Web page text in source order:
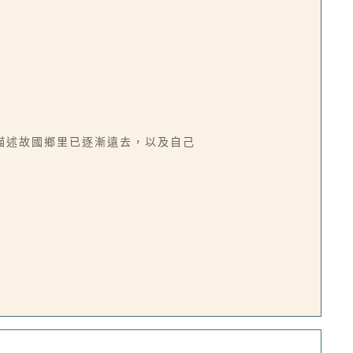
故國鄉里已逐漸遠去，以及自己